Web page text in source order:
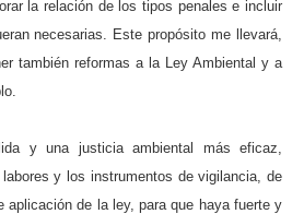
la relación de los tipos penales e incluir
necesarias. Este propósito me llevará,
también reformas a la Ley Ambiental y a
y una justicia ambiental más eficaz,
y los instrumentos de vigilancia, de
aplicación de la ley, para que haya fuerte y